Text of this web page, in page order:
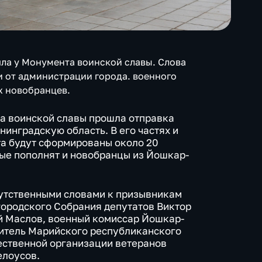
у Монумента воинской славы. Слова
от администрации города. военного
новобранцев.
славы прошла отправка
область. В его частях и
будут сформированы около 20
пополнят и новобранцы из Йошкар-
словами к призывникам
Собрания депутатов Виктор
Маслов, военный комиссар Йошкар-
Марийского республиканского
организации ветеранов